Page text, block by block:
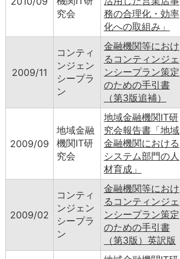
究会
務の合理化・効率
化への取組み」
2009/11
コンティ
ンジェン
シープラ
ン
金融機関等におけ
るコンティンジェ
ンシープラン策定
のための手引書
（第3版追補）
2009/09
地域金融
機関IT研
究会
地域金融機関IT研
究会報告書「地域
金融機関における
システム部門の人
材育成」
2009/02
コンティ
ンジェン
シープラ
ン
金融機関等におけ
るコンティンジェ
ンシープラン策定
のための手引書
（第3版）英訳版